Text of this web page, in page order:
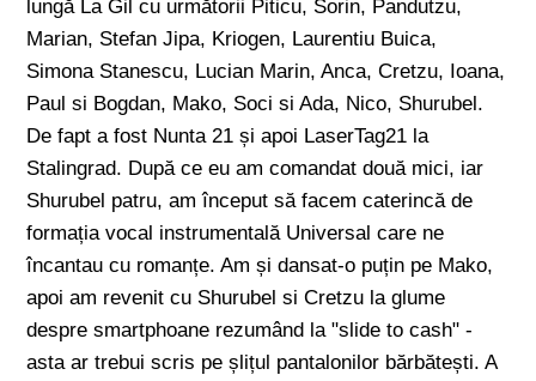
lungă La Gil cu următorii Piticu, Sorin, Pandutzu,
Marian, Stefan Jipa, Kriogen, Laurentiu Buica,
Simona Stanescu, Lucian Marin, Anca, Cretzu, Ioana,
Paul si Bogdan, Mako, Soci si Ada, Nico, Shurubel.
De fapt a fost Nunta 21 și apoi LaserTag21 la
Stalingrad. După ce eu am comandat două mici, iar
Shurubel patru, am început să facem caterincă de
formația vocal instrumentală Universal care ne
încantau cu romanțe. Am și dansat-o puțin pe Mako,
apoi am revenit cu Shurubel si Cretzu la glume
despre smartphoane rezumând la "slide to cash" -
asta ar trebui scris pe șlițul pantalonilor bărbătești. A